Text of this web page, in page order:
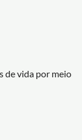
de vida por meio